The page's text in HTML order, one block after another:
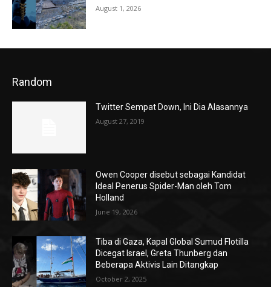
August 1, 2026
Random
Twitter Sempat Down, Ini Dia Alasannya
August 27, 2019
Owen Cooper disebut sebagai Kandidat
Ideal Penerus Spider-Man oleh Tom
Holland
June 19, 2026
Tiba di Gaza, Kapal Global Sumud Flotilla
Dicegat Israel, Greta Thunberg dan
Beberapa Aktivis Lain Ditangkap
October 2, 2025